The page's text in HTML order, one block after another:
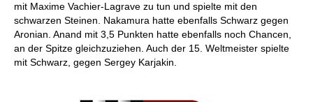
mit Maxime Vachier-Lagrave zu tun und spielte mit den
schwarzen Steinen. Nakamura hatte ebenfalls Schwarz gegen
Aronian. Anand mit 3,5 Punkten hatte ebenfalls noch Chancen,
an der Spitze gleichzuziehen. Auch der 15. Weltmeister spielte
mit Schwarz, gegen Sergey Karjakin.